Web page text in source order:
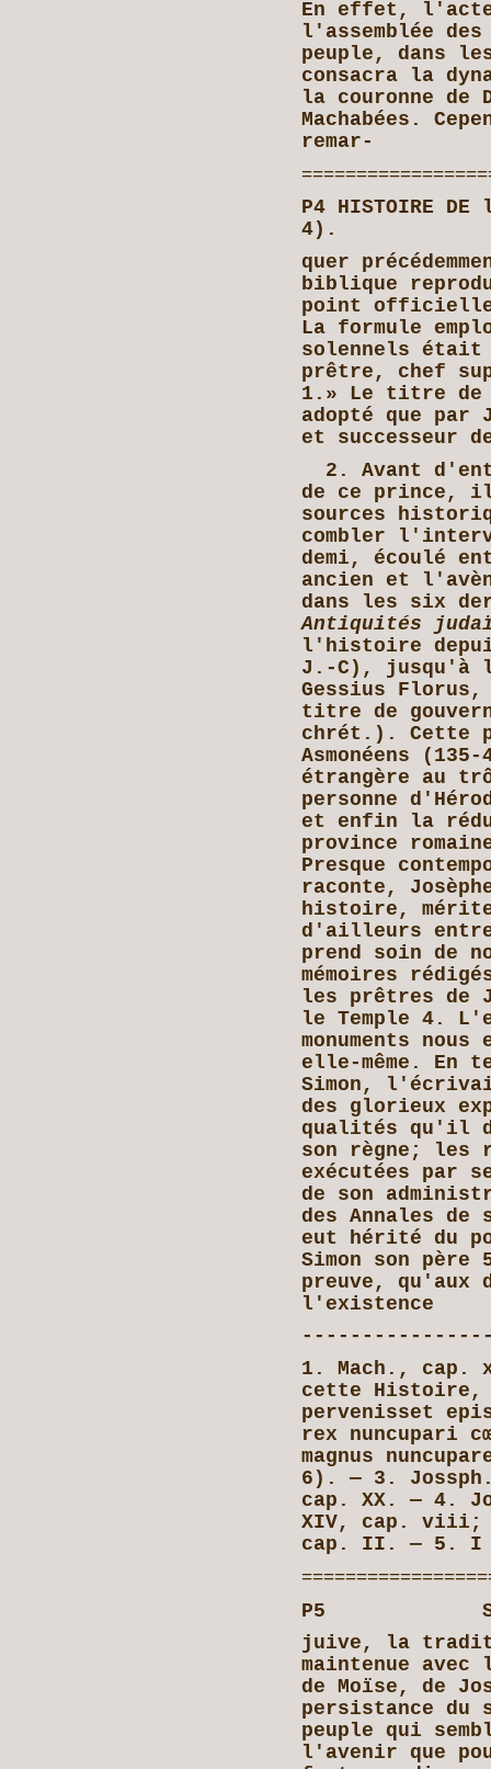
En effet,
l'assemblée
peuple, dans
consacra la
la couronne de
Machabées.
remar-
P4 HISTOIRE
4).
quer
biblique
point
La formule
solennels était
prêtre, chef
1.» Le titre de
adopté que par
et successeur
2. Avant
de ce prince, il
sources
combler
demi, écoulé
ancien et
dans les six
Antiquités
l'histoire
J.-C), jusqu'à
Gessius Florus,
titre de
chrét.). Cette
Asmonéens
étrangère au
personne
et enfin la
province
Presque
raconte,
histoire,
d'ailleurs
prend soin de
mémoires
les prêtres de
le Temple 4.
monuments
elle-même. En
Simon,
des glorieux
qualités qu'il
son règne; les
exécutées par
de son
des Annales
eut hérité du
Simon son
preuve, qu'aux
l'existence
1. Mach.,
cette Histoire,
pervenisset
rex nuncupari
magnus
6). — 3.
cap. XX. — 4.
XIV, cap. viii;
cap. II. — 5. I
P5
juive, la
maintenue
de Moïse, de
persistance du
peuple qui
l'avenir que